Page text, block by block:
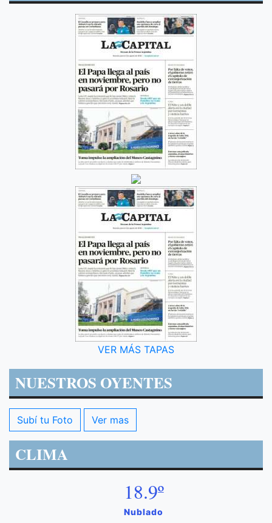
VER MÁS TAPAS
NUESTROS OYENTES
Subí tu Foto Ver mas
CLIMA
18.9º
Nublado